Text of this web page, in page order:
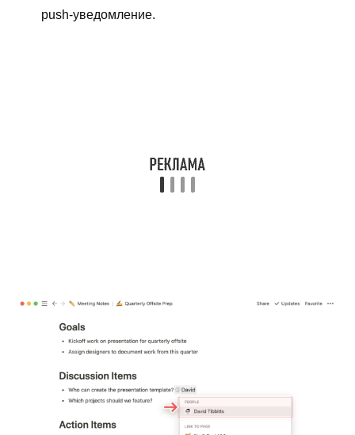
push-уведомление.